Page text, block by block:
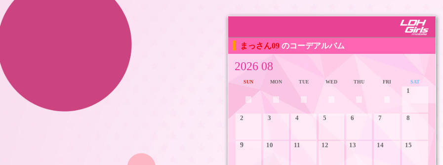
まっさん09 のコーデアルバム
2026 08
SUN MON TUE WED THU FRI SAT
1
2 3 4 5 6 7 8
9 10 11 12 13 14 15